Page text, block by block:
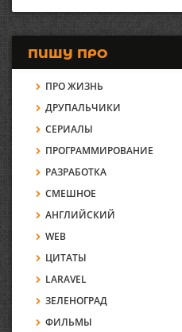
ПИШУ ПРО
ПРО ЖИЗНЬ
ДРУПАЛЬЧИКИ
СЕРИАЛЫ
ПРОГРАММИРОВАНИЕ
РАЗРАБОТКА
СМЕШНОЕ
АНГЛИЙСКИЙ
WEB
ЦИТАТЫ
LARAVEL
ЗЕЛЕНОГРАД
ФИЛЬМЫ